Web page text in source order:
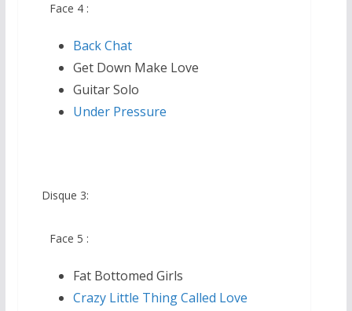
Face 4 :
Back Chat
Get Down Make Love
Guitar Solo
Under Pressure
Disque 3:
Face 5 :
Fat Bottomed Girls
Crazy Little Thing Called Love